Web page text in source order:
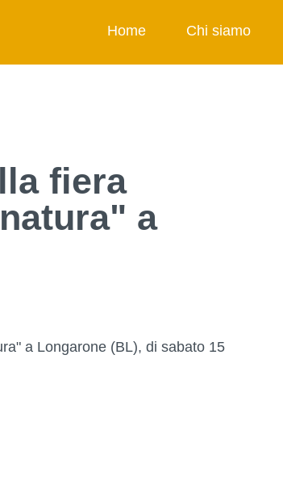
Home Chi siamo
fiera
a
a Longarone (BL), di sabato 15